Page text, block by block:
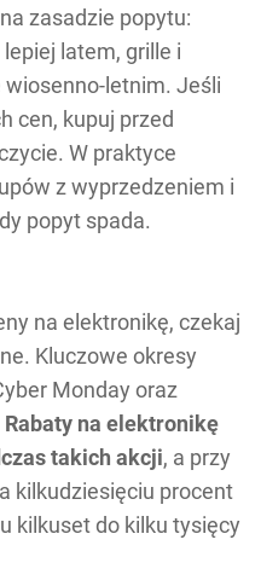
zasadzie popytu:
latem, grille i
letnim. Jeśli
cen, kupuj przed
W praktyce
z wyprzedzeniem i
popyt spada.
na elektronikę, czekaj
Kluczowe okresy
Monday oraz
Rabaty na elektronikę
takich akcji, a przy
kilkudziesięciu procent
kilkuset do kilku tysięcy